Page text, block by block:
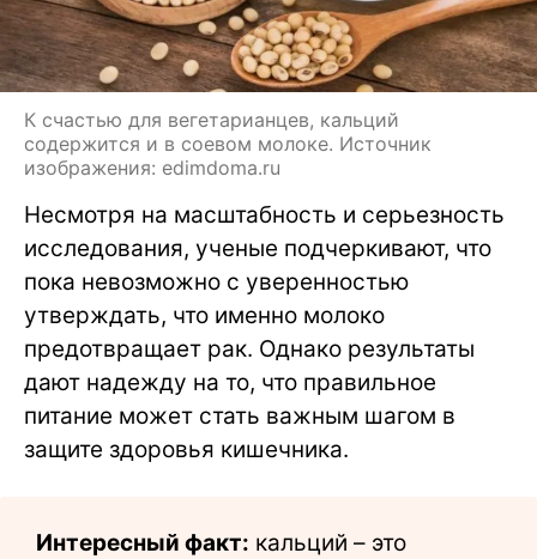
К счастью для вегетарианцев, кальций
содержится и в соевом молоке. Источник
изображения: edimdoma.ru
Несмотря на масштабность и серьезность
исследования, ученые подчеркивают, что
пока невозможно с уверенностью
утверждать, что именно молоко
предотвращает рак. Однако результаты
дают надежду на то, что правильное
питание может стать важным шагом в
защите здоровья кишечника.
Интересный факт: кальций – это